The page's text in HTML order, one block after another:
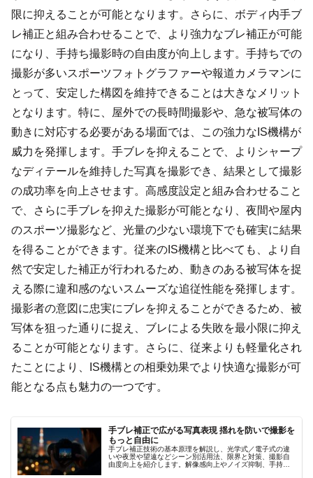
限に抑えることが可能となります。さらに、ボディ内手ブ
レ補正と組み合わせることで、より強力なブレ補正が可能
になり、手持ち撮影時の自由度が向上します。手持ちでの
撮影が多いスポーツフォトグラファーや報道カメラマンに
とって、安定した構図を維持できることは大きなメリット
となります。特に、屋外での長時間撮影や、急な被写体の
動きに対応する必要がある場面では、この強力なIS機構が
威力を発揮します。手ブレを抑えることで、よりシャープ
なディテールを維持した写真を撮影でき、結果として撮影
の成功率を向上させます。高感度設定と組み合わせること
で、さらに手ブレを抑えた撮影が可能となり、夜間や屋内
のスポーツ撮影など、光量の少ない環境下でも確実に結果
を得ることができます。従来のIS機構と比べても、より自
然で安定した補正が行われるため、動きのある被写体を捉
える際に違和感のないスムーズな追従性能を発揮します。
撮影者の意図に忠実にブレを抑えることができるため、被
写体を狙った通りに捉え、ブレによる失敗を最小限に抑え
ることが可能となります。さらに、従来よりも軽量化され
たことにより、IS機構との相乗効果でより快適な撮影が可
能となる点も魅力の一つです。
手ブレ補正で広がる写真表現 揺れを防いで撮影を
もっと自由に
手ブレ補正技術の基本原理を解説し、光学式／電子式の違
いや夜景や望遠などシーン別活用法、限界と対策、撮影自
由度向上を紹介します。解像感向上やノイズ抑制、手持ち